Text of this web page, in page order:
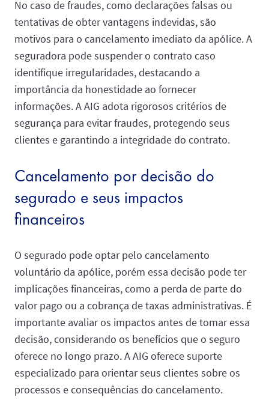
No caso de fraudes, como declarações falsas ou
tentativas de obter vantagens indevidas, são
motivos para o cancelamento imediato da apólice. A
seguradora pode suspender o contrato caso
identifique irregularidades, destacando a
importância da honestidade ao fornecer
informações. A AIG adota rigorosos critérios de
segurança para evitar fraudes, protegendo seus
clientes e garantindo a integridade do contrato.
Cancelamento por decisão do
segurado e seus impactos
financeiros
O segurado pode optar pelo cancelamento
voluntário da apólice, porém essa decisão pode ter
implicações financeiras, como a perda de parte do
valor pago ou a cobrança de taxas administrativas. É
importante avaliar os impactos antes de tomar essa
decisão, considerando os benefícios que o seguro
oferece no longo prazo. A AIG oferece suporte
especializado para orientar seus clientes sobre os
processos e consequências do cancelamento.